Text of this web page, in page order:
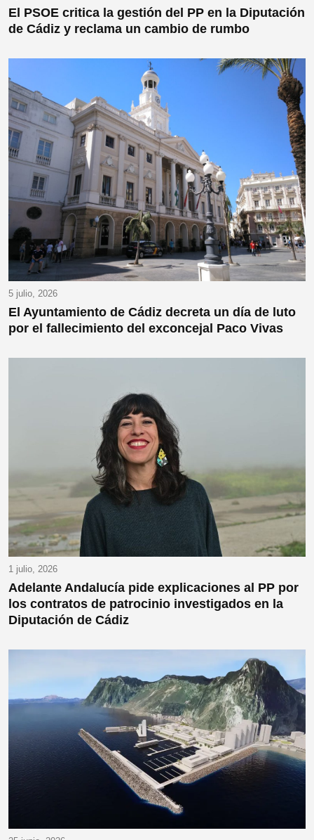
El PSOE critica la gestión del PP en la Diputación
de Cádiz y reclama un cambio de rumbo
5 julio, 2026
El Ayuntamiento de Cádiz decreta un día de luto
por el fallecimiento del exconcejal Paco Vivas
1 julio, 2026
Adelante Andalucía pide explicaciones al PP por
los contratos de patrocinio investigados en la
Diputación de Cádiz